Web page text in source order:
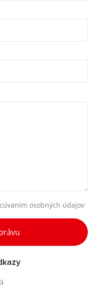
osobných údajov